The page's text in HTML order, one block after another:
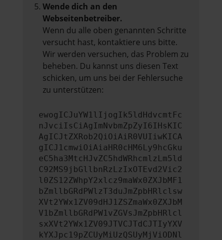
Wende dich an den
Webseitenbetreiber.
Wenn du alle oben genannten Schritte
versucht hast, kontaktiere uns bitte.
Wir werden versuchen, das Problem zu
beheben. Du kannst uns diesen Text
schicken, um uns bei der Fehlersuche
zu unterstützen:
ewogICJuYW1lIjogIk5ldHdvcmtFc
nJvciIsCiAgImNvbmZpZyI6IHsKIC
AgICJtZXRob2QiOiAiR0VUIiwKICA
gICJ1cmwiOiAiaHR0cHM6Ly9hcGku
eC5ha3MtcHJvZC5hdWRhcmlzLm5ld
C92MS9jbGllbnRzLzIxOTEvd2Vic2
l0ZS12ZWhpY2xlcz9maWx0ZXJbMF1
bZmllbGRdPWlzT3duJmZpbHRlclsw
XVt2YWx1ZV09dHJ1ZSZmaWx0ZXJbM
V1bZmllbGRdPW1vZGVsJmZpbHRlcl
sxXVt2YWx1ZV09JTVCJTdCJTIyYXV
kYXJpc19pZCUyMiUzQSUyMjViODNl